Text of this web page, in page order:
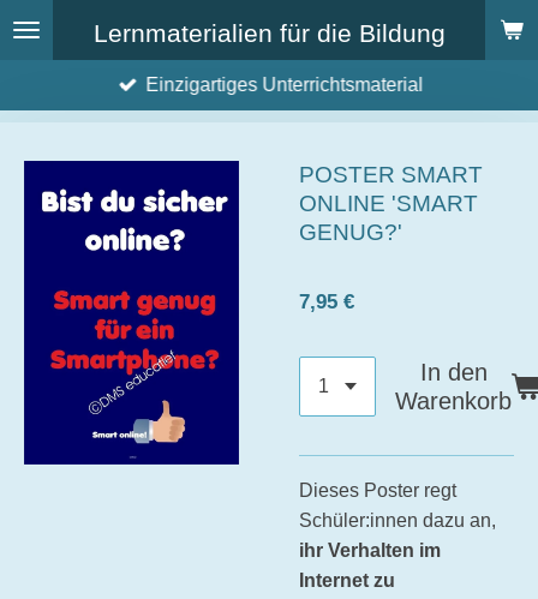
Zum
Hauptinhalt
Lernmaterialien für die Bildung
Einzigartiges Unterrichtsmaterial
POSTER SMART
ONLINE 'SMART
GENUG?'
7,95 €
In den
Warenkorb
Dieses Poster regt
Schüler:innen dazu an,
ihr Verhalten im
Internet zu